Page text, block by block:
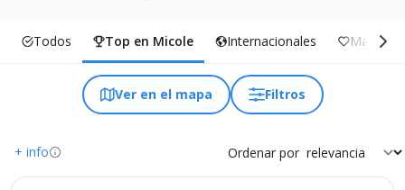
Todos Top en Micole Internacionales Más
Ver en el mapa Filtros
+ info Ordenar por